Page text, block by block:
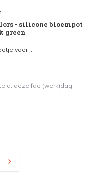
- silicone bloempot
green
voor ...
dezelfde (werk)dag